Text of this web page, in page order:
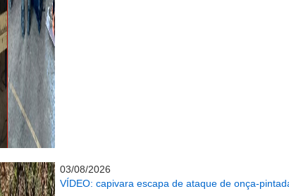
03/08/2026
VÍDEO: capivara escapa de ataque de onça-